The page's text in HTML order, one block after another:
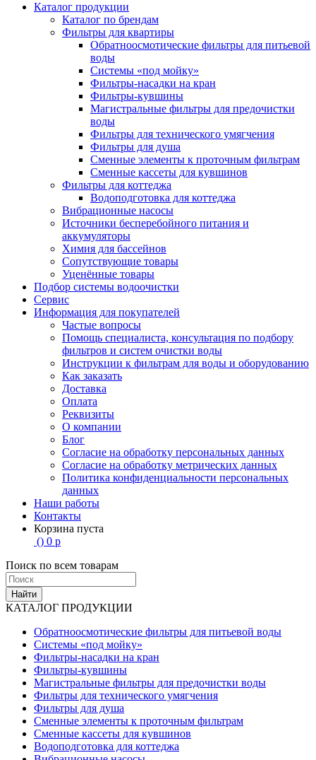
Каталог продукции
Каталог по брендам
Фильтры для квартиры
Обратноосмотические фильтры для питьевой
воды
Системы «под мойку»
Фильтры-насадки на кран
Фильтры-кувшины
Магистральные фильтры для предочистки
воды
Фильтры для технического умягчения
Фильтры для душа
Сменные элементы к проточным фильтрам
Сменные кассеты для кувшинов
Фильтры для коттеджа
Водоподготовка для коттеджа
Вибрационные насосы
Источники бесперебойного питания и
аккумуляторы
Химия для бассейнов
Сопутствующие товары
Уценённые товары
Подбор системы водоочистки
Сервис
Информация для покупателей
Частые вопросы
Помощь специалиста, консультация по подбору
фильтров и систем очистки воды
Инструкции к фильтрам для воды и оборудованию
Как заказать
Доставка
Оплата
Реквизиты
О компании
Блог
Согласие на обработку персональных данных
Согласие на обработку метрических данных
Политика конфиденциальности персональных
данных
Наши работы
Контакты
Корзина пуста
() 0 р
Поиск по всем товарам
Найти
КАТАЛОГ ПРОДУКЦИИ
Обратноосмотические фильтры для питьевой воды
Системы «под мойку»
Фильтры-насадки на кран
Фильтры-кувшины
Магистральные фильтры для предочистки воды
Фильтры для технического умягчения
Фильтры для душа
Сменные элементы к проточным фильтрам
Сменные кассеты для кувшинов
Водоподготовка для коттеджа